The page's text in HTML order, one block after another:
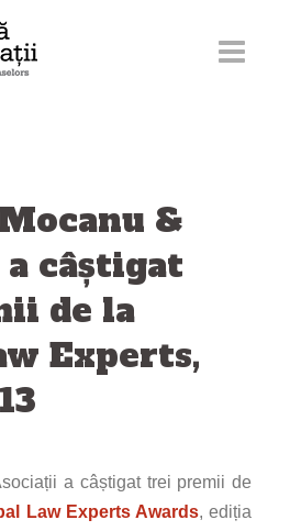
&
câștigat
de la
Experts,
a câștigat trei premii de
Law Experts Awards, ediția